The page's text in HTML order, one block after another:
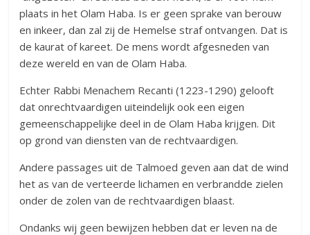
plaats in het Olam Haba. Is er geen sprake van berouw
en inkeer, dan zal zij de Hemelse straf ontvangen. Dat is
de kaurat of kareet. De mens wordt afgesneden van
deze wereld en van de Olam Haba.
Echter Rabbi Menachem Recanti (1223-1290) gelooft
dat onrechtvaardigen uiteindelijk ook een eigen
gemeenschappelijke deel in de Olam Haba krijgen. Dit
op grond van diensten van de rechtvaardigen.
Andere passages uit de Talmoed geven aan dat de wind
het as van de verteerde lichamen en verbrandde zielen
onder de zolen van de rechtvaardigen blaast.
Ondanks wij geen bewijzen hebben dat er leven na de